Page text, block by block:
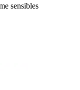
sensibles